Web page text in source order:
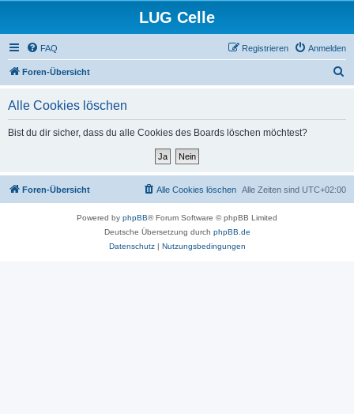
LUG Celle
FAQ Anmelden
Registrieren
Foren-Übersicht
Alle Cookies löschen
Bist du dir sicher, dass du alle Cookies des Boards löschen möchtest?
Foren-Übersicht Alle Zeiten sind UTC+02:00
Alle Cookies löschen
Powered by phpBB® Forum Software © phpBB Limited
Deutsche Übersetzung durch phpBB.de
Datenschutz| Nutzungsbedingungen